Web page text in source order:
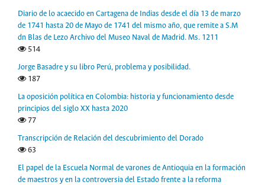
Diario de lo acaecido en Cartagena de Indias desde el día 13 de marzo
de 1741 hasta 20 de Mayo de 1741 del mismo año, que remite a S.M
dn Blas de Lezo Archivo del Museo Naval de Madrid. Ms. 1211
514
Jorge Basadre y su libro Perú, problema y posibilidad.
187
La oposición política en Colombia: historia y funcionamiento desde
principios del siglo XX hasta 2020
77
Transcripción de Relación del descubrimiento del Dorado
63
El papel de la Escuela Normal de varones de Antioquia en la formación
de maestros y en la controversia del Estado frente a la reforma